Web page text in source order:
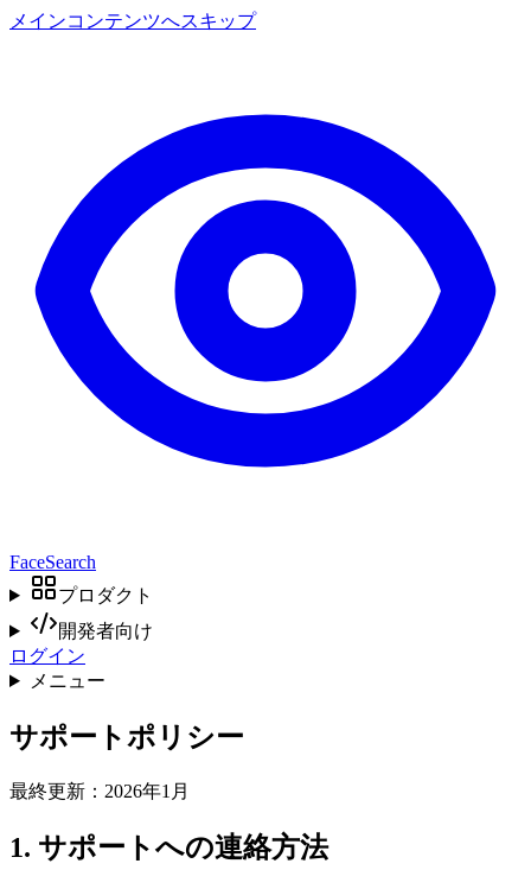
メインコンテンツへスキップ
FaceSearch
プロダクト
開発者向け
ログイン
メニュー
サポートポリシー
最終更新：2026年1月
1. サポートへの連絡方法